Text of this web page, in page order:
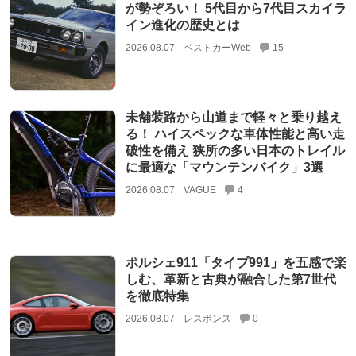
が勢ぞろい！ 5代目から7代目スカイラ
イン進化の歴史とは
2026.08.07 ベストカーWeb 15
未舗装路から山道まで軽々と乗り越え
る！ ハイスペックな車体性能と高い走
破性を備え 狭所の多い日本のトレイル
に最適な「マウンテンバイク」3選
2026.08.07 VAGUE 4
ポルシェ911「タイプ991」を五感で楽
しむ、革新と古典が融合した第7世代
を徹底特集
2026.08.07 レスポンス 0